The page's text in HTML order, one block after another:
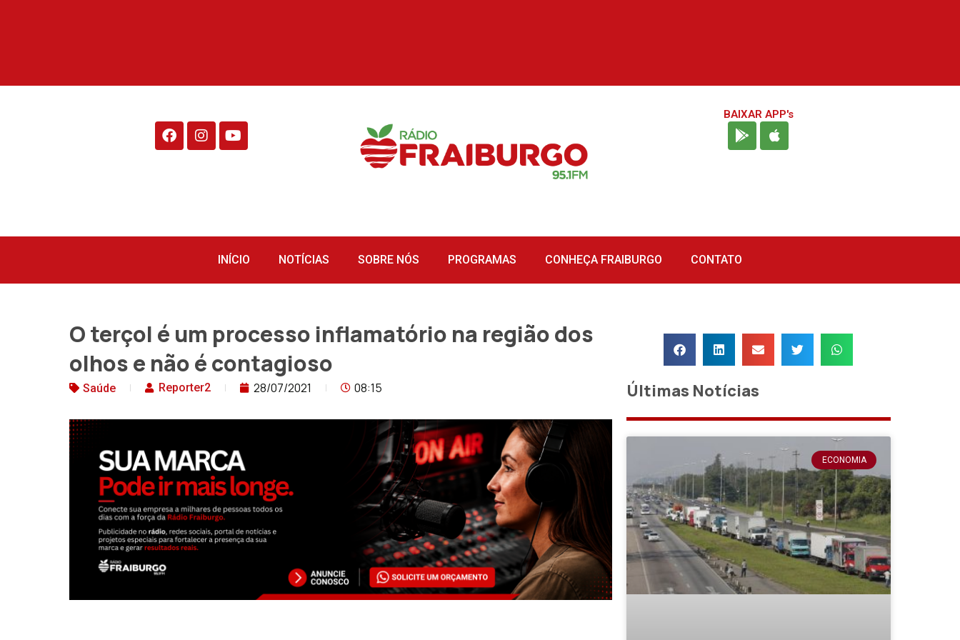
BAIXAR APP's
INÍCIO NOTÍCIAS SOBRE NÓS PROGRAMAS CONHEÇA FRAIBURGO CONTATO
O terçol é um processo inflamatório na região dos
olhos e não é contagioso
Saúde Reporter2 28/07/2021 08:15 Últimas Notícias
ECONOMIA